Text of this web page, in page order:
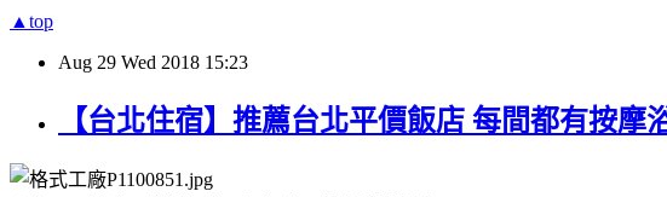
▲top
Aug 29 Wed 2018 15:23
【台北住宿】推薦台北平價飯店 每間都有按摩